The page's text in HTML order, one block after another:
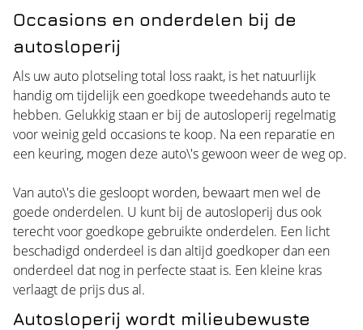
Occasions en onderdelen bij de
autosloperij
Als uw auto plotseling total loss raakt, is het natuurlijk
handig om tijdelijk een goedkope tweedehands auto te
hebben. Gelukkig staan er bij de autosloperij regelmatig
voor weinig geld occasions te koop. Na een reparatie en
een keuring, mogen deze auto\'s gewoon weer de weg op.
Van auto\'s die gesloopt worden, bewaart men wel de
goede onderdelen. U kunt bij de autosloperij dus ook
terecht voor goedkope gebruikte onderdelen. Een licht
beschadigd onderdeel is dan altijd goedkoper dan een
onderdeel dat nog in perfecte staat is. Een kleine kras
verlaagt de prijs dus al.
Autosloperij wordt milieubewuste